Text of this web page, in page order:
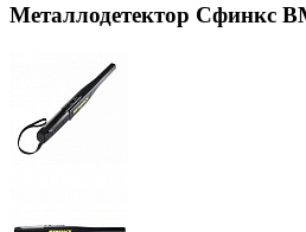
Металлодетектор Сфинкс